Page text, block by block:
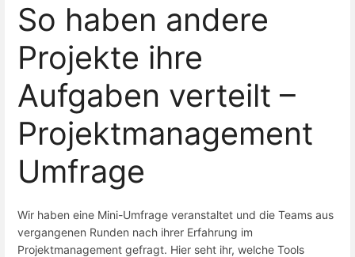
So haben andere
Projekte ihre
Aufgaben verteilt –
Projektmanagement
Umfrage
Wir haben eine Mini-Umfrage veranstaltet und die Teams aus
vergangenen Runden nach ihrer Erfahrung im
Projektmanagement gefragt. Hier seht ihr, welche Tools